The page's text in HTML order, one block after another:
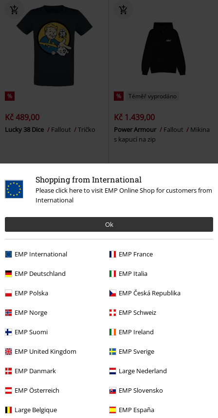
Shopping from International
Please click here to visit EMP Online Shop for customers from
International
Ok
EMP International EMP France
EMP Deutschland EMP Italia
EMP Polska EMP Česká Republika
EMP Norge EMP Schweiz
EMP Suomi EMP Ireland
EMP United Kingdom EMP Sverige
EMP Danmark Large Nederland
EMP Österreich EMP Slovensko
Large Belgique EMP España
%
Kč 489,00
Lucky 38 Dice Fallout Tričko
% Téměř vyprodáno
Kč 1.439,00
Power Armour Fallout
Mikina
s kapucí na zip
Say No to Chems
Vault 33 - Into The Wasteland